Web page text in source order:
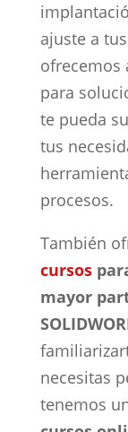
ajuste a
ofrecemos
para
te pueda
tus
procesos.
También
cursos
mayor
necesitas
tenemos